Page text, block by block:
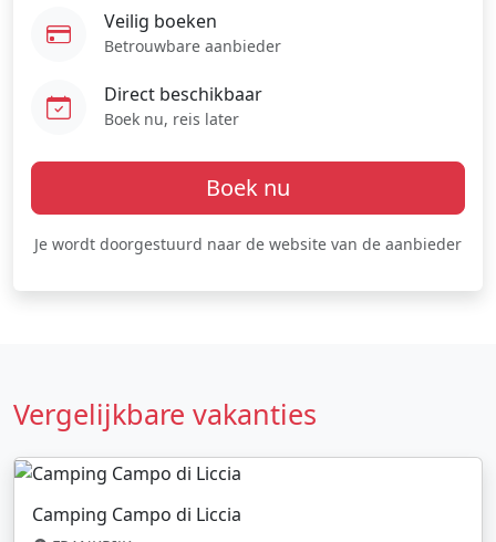
Veilig boeken
Betrouwbare aanbieder
Direct beschikbaar
Boek nu, reis later
Boek nu
Je wordt doorgestuurd naar de website van de aanbieder
Vergelijkbare vakanties
Camping Campo di Liccia